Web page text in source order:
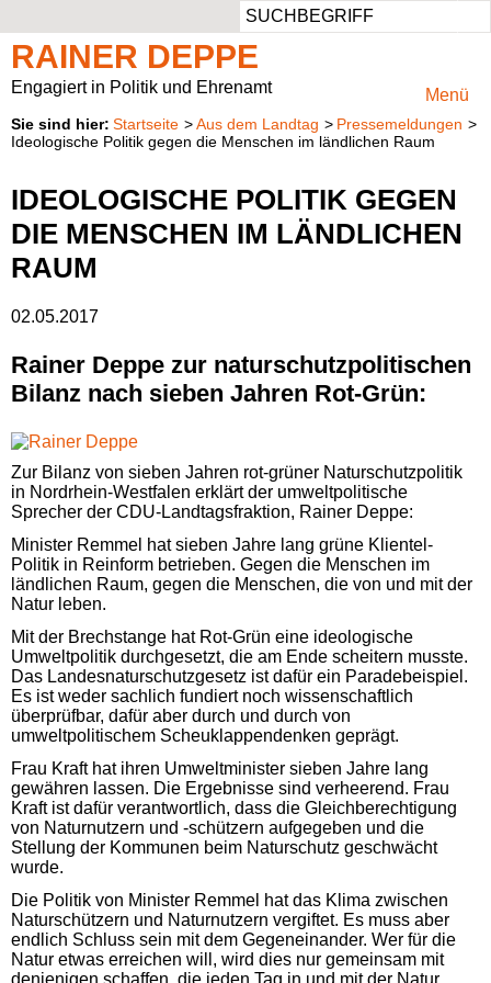
RAINER DEPPE
Engagiert in Politik und Ehrenamt Menü
Startseite Aus dem Landtag
Pressemeldungen
Ideologische Politik gegen die Menschen im ländlichen Raum
IDEOLOGISCHE POLITIK GEGEN
DIE MENSCHEN IM LÄNDLICHEN
RAUM
02.05.2017
Rainer Deppe zur naturschutzpolitischen
Bilanz nach sieben Jahren Rot-Grün:
Zur Bilanz von sieben Jahren rot-grüner Naturschutzpolitik
in Nordrhein-Westfalen erklärt der umweltpolitische
Sprecher der CDU-Landtagsfraktion, Rainer Deppe:
Minister Remmel hat sieben Jahre lang grüne Klientel-
Politik in Reinform betrieben. Gegen die Menschen im
ländlichen Raum, gegen die Menschen, die von und mit der
Natur leben.
Mit der Brechstange hat Rot-Grün eine ideologische
Umweltpolitik durchgesetzt, die am Ende scheitern musste.
Das Landesnaturschutzgesetz ist dafür ein Paradebeispiel.
Es ist weder sachlich fundiert noch wissenschaftlich
überprüfbar, dafür aber durch und durch von
umweltpolitischem Scheuklappendenken geprägt.
Frau Kraft hat ihren Umweltminister sieben Jahre lang
gewähren lassen. Die Ergebnisse sind verheerend. Frau
Kraft ist dafür verantwortlich, dass die Gleichberechtigung
von Naturnutzern und -schützern aufgegeben und die
Stellung der Kommunen beim Naturschutz geschwächt
wurde.
Die Politik von Minister Remmel hat das Klima zwischen
Naturschützern und Naturnutzern vergiftet. Es muss aber
endlich Schluss sein mit dem Gegeneinander. Wer für die
Natur etwas erreichen will, wird dies nur gemeinsam mit
denjenigen schaffen, die jeden Tag in und mit der Natur
Rheinisch-Bergischer Kreis
Region Köln
Unterwegs
Privater Werdegang
Beruflicher Werdegang
Politischer Werdegang
Aufgaben
Vorsitzender des Regionalrats Köln
Kreistagsabgeordneter
Rheinisch-Bergischer Kreis
Presse & Fotos
Kontaktformular